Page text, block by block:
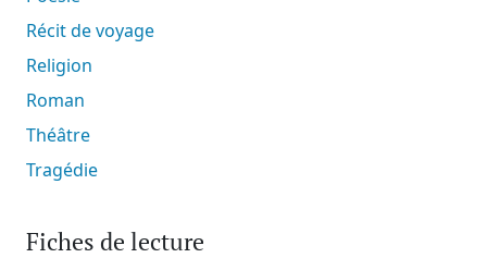
Récit de voyage
Religion
Roman
Théâtre
Tragédie
Fiches de lecture